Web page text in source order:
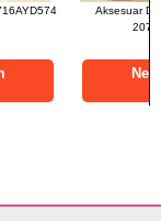
Kapitone Ferace
%28 İndirim